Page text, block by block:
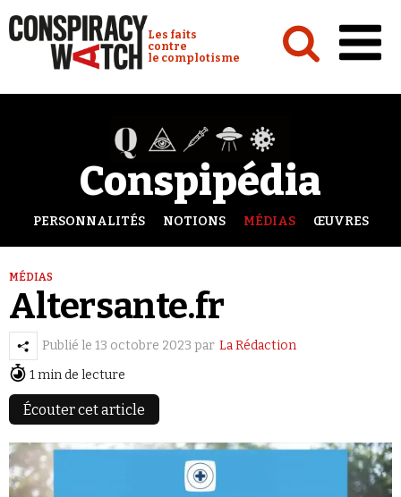
Conspiracy Watch :
Les faits
contre
le complotisme
Analyses
Conspipédia
Vidéos
Émissions
Conspipédia
PERSONNALITÉS NOTIONS MÉDIAS ŒUVRES
MÉDIAS
Altersante.fr
Publié le 13 octobre 2023 par La Rédaction
1 min de lecture
Écouter cet article